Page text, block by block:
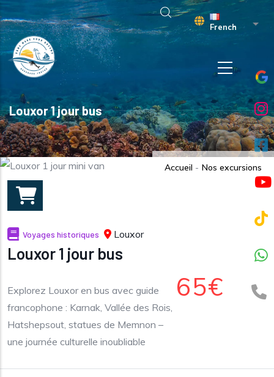
Aller au contenu principal
French
Louxor 1 jour bus
Accueil - Nos excursions
Voyages historiques Louxor
Louxor 1 jour bus
Explorez Louxor en bus avec guide
francophone : Karnak, Vallée des Rois,
Hatshepsout, statues de Memnon –
une journée culturelle inoubliable
65€